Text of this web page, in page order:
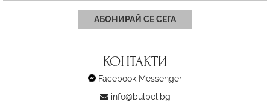
АБОНИРАЙ СЕ СЕГА
КОНТАКТИ
Facebook Messenger
info@bulbel.bg